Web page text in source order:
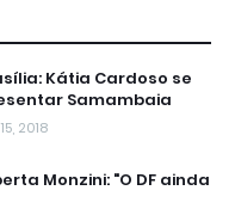
Kátia Cardoso se
Samambaia
2018
Monzini: "O DF ainda